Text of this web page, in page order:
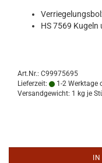
HS 7569
Art.Nr.: C99975695
Lieferzeit:
1-2 Werktage
Versandgewicht: 1 kg je